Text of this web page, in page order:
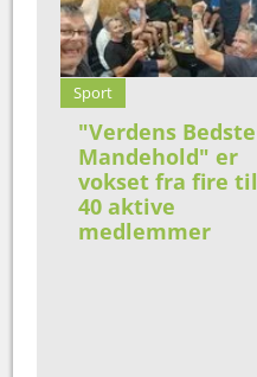
Sport
"Verdens Bedste
Mandehold" er
vokset fra fire til
40 aktive
medlemmer